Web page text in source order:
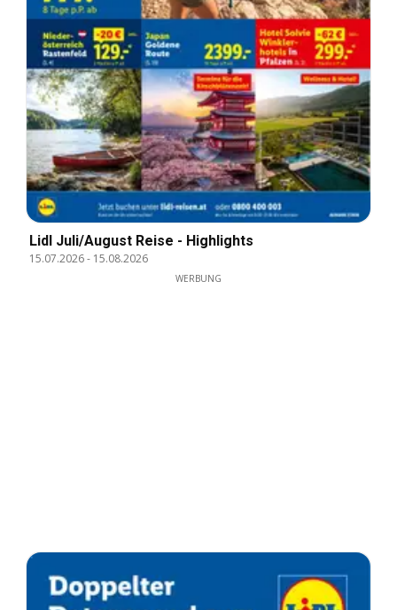
Lidl Juli/August Reise - Highlights
15.07.2026- 15.08.2026
WERBUNG